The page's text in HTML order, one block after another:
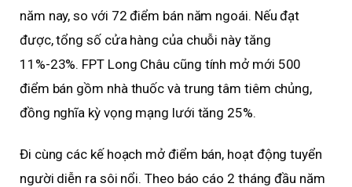
năm nay, so với 72 điểm bán năm ngoái. Nếu đạt
được, tổng số cửa hàng của chuỗi này tăng
11%-23%. FPT Long Châu cũng tính mở mới 500
điểm bán gồm nhà thuốc và trung tâm tiêm chủng,
đồng nghĩa kỳ vọng mạng lưới tăng 25%.
Đi cùng các kế hoạch mở điểm bán, hoạt động tuyển
người diễn ra sôi nổi. Theo báo cáo 2 tháng đầu năm